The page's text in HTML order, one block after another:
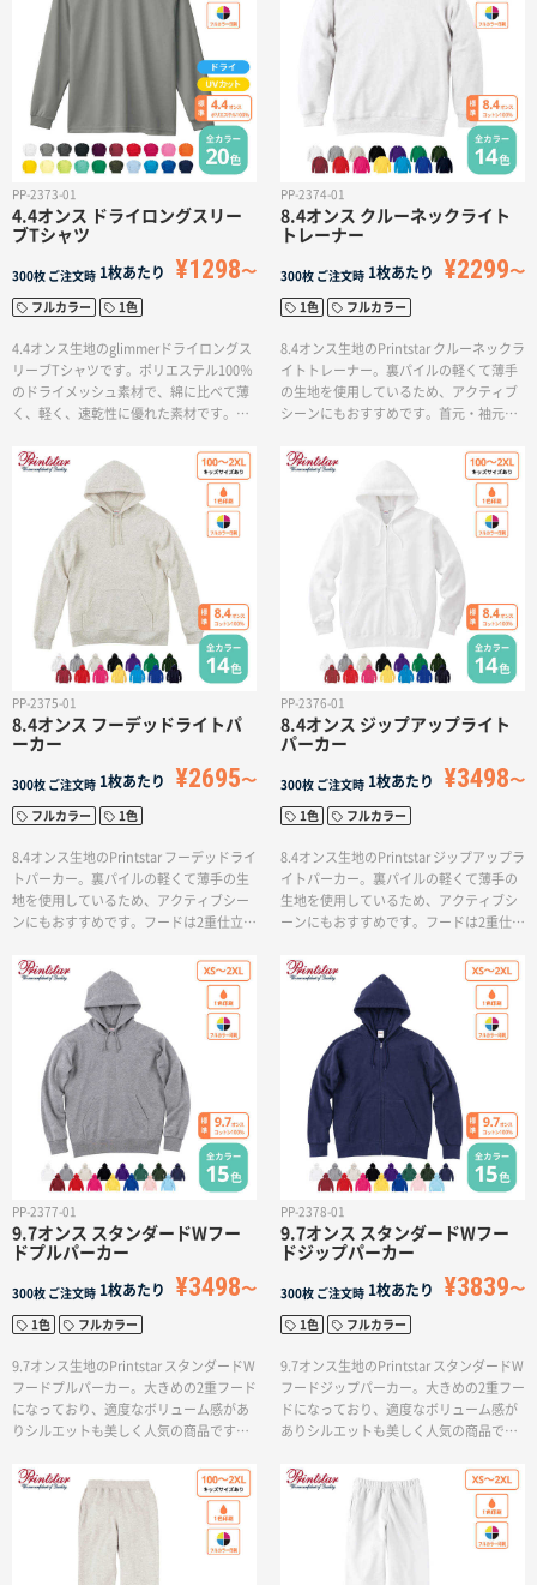
初めての方へ
ご注文の流れ
お見積書の作成方法
再注文について
名入れグループサイト
けます。
PP-2373-01
4.4オンス ドライロングスリー
ブTシャツ
300枚 ご注文時 1枚あたり ¥1298
フルカラー 1色
4.4オンス生地のglimmerドライロングス
リーブTシャツです。ポリエステル100％
のドライメッシュ素材で、綿に比べて薄
く、軽く、速乾性に優れた素材です。メ
も手触りも爽やか。高い吸汗速乾性と通
気性が自慢です。
PP-2374-01
8.4オンス クルーネックライト
トレーナー
300枚 ご注文時 1枚あたり ¥2299
1色 フルカラー
8.4オンス生地のPrintstar クルーネックラ
イトトレーナー。裏パイルの軽くて薄手
の生地を使用しているため、アクティブ
シーンにもおすすめです。首元・袖元・
かりしており、万能なアイテムです。キ
ッズサイズ展開も豊富なため、チームフ
ェアとしても人気のアイテムとなってい
PP-2375-01
8.4オンス フーデッドライトパ
ーカー
300枚 ご注文時 1枚あたり ¥2695
フルカラー 1色
8.4オンス生地のPrintstar フーデッドライ
トパーカー。裏パイルの軽くて薄手の生
地を使用しているため、アクティブシー
ンにもおすすめです。フードは2重仕立て
どんな着こなしでも合わせやすいアイテ
ムです。※100cm〜150cmのキッズサイ
ズにはフードの紐はついておりません。
PP-2376-01
8.4オンス ジップアップライト
パーカー
300枚 ご注文時 1枚あたり ¥3498
1色 フルカラー
8.4オンス生地のPrintstar ジップアップラ
イトパーカー。裏パイルの軽くて薄手の
生地を使用しているため、アクティブシ
ーンにもおすすめです。フードは2重仕立
と豊富なカラーが魅力なアイテムです。
※ジッパーのカラーは本体カラーと同色
となります。※100cm〜150cmのキッズ
サイズにはフードの紐はついておりませ
PP-2377-01
9.7オンス スタンダードWフー
ドプルパーカー
300枚 ご注文時 1枚あたり ¥3498
1色 フルカラー
9.7オンス生地のPrintstar スタンダードW
フードプルパーカー。大きめの2重フード
になっており、適度なボリューム感があ
りシルエットも美しく人気の商品です。
なアイテムです。※ジッパーのカラーは
本体カラーと同色となります。
PP-2378-01
9.7オンス スタンダードWフー
ドジップパーカー
300枚 ご注文時 1枚あたり ¥3839
1色 フルカラー
9.7オンス生地のPrintstar スタンダードW
フードジップパーカー。大きめの2重フー
ドになっており、適度なボリューム感が
ありシルエットも美しく人気の商品で
ツチームウェアはもちろん様々なシーン
で活躍するアイテムです。